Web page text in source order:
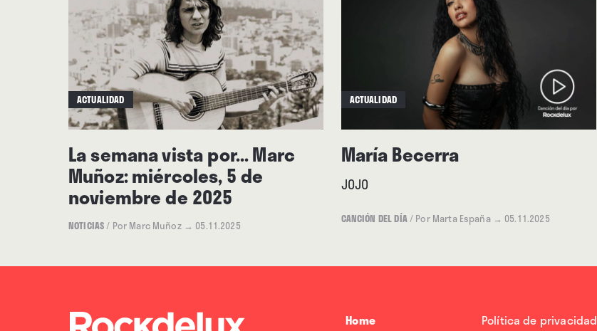
ACTUALIDAD
La semana vista por... Marc
Muñoz: miércoles, 5 de
noviembre de 2025
NOTICIAS/ Por Marc Muñoz → 05.11.2025
ACTUALIDAD
María Becerra
JOJO
CANCIÓN DEL DÍA/ Por Marta España → 05.11.2025
Home Política de privacidad